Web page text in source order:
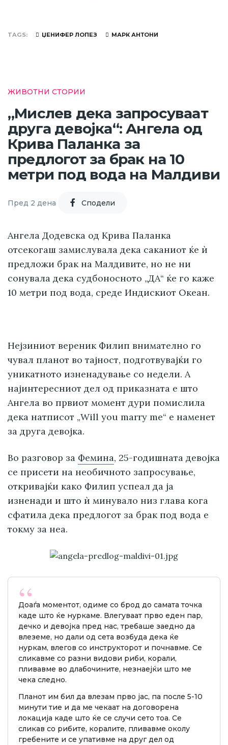
TAGS ЏЕНИФЕР ЛОПЕЗ МАРК АНТОНИ
ЖИВОТНИ СТОРИИ
„Мислев дека запросуваат
друга девојка“: Ангела од
Крива Паланка за
предлогот за брак на 10
метри под вода на Малдиви
Пред 2 дена Cподели
Ангела Додевска од Крива Паланка
отсекогаш замислувала дека саканиот ќе ѝ
предложи брак на Малдивите, но не ни
сонувала дека судбоносното „ДА“ ќе го каже
10 метри под вода, среде Индискиот Океан.
Нејзиниот вереник Филип внимателно го
чувал планот во тајност, подготвувајќи го
уникатното изненадување со недели. А
најинтересниот дел од приказната е што
Ангела во првиот момент дури помислила
дека натписот „Will you marry me“ е наменет
за друга девојка.
Во разговор за Фемина, 25-годишната девојка
се присети на необичното запросување,
откривајќи како Филип успеал да ја
изненади и што ѝ минувало низ глава кога
сфатила дека предлогот за брак под вода е
токму за неа.
Доаѓа моментот, одиме со брод до самата точка
каде што ќе нуркаме. Влегуваат прво еден пар,
дечко и девојка пред нас, требаше заедно да
влеземе, но дали од сета возбуда дека ќе
нуркам, влегов со инструкторот и почнавме. Се
сликавме со разни видови риби, корали,
пливавме во длабочините, незнаејќи што ме
чека следно.
Планот им бил да влезам прво јас, па после 5-10
минути тие и да ме чекаат на договорена
локација каде што ќе се случи сето тоа. Се
сликав со рибите, коралите, пливавме околу
гребените и се упативме на друг дел од